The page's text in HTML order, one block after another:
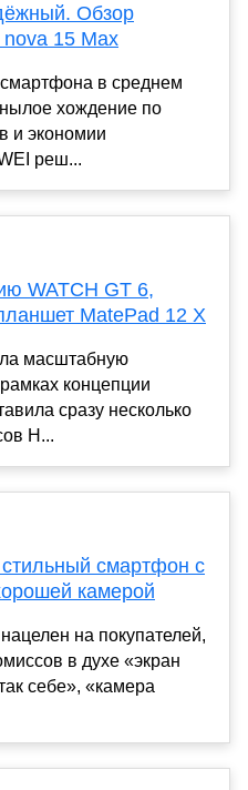
Обзор
nova 15 Max
в среднем
хождение по
и экономии
реш...
WATCH GT 6,
MatePad 12 X
масштабную
концепции
сразу несколько
H...
смартфон с
камерой
на покупателей,
в духе «экран
себе», «камера